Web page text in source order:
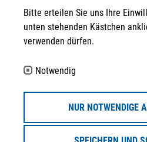
+49 361 30 258 - 130
+49 361 30 258 - 139
Folgen Sie uns auf ...
Bitte erteilen Sie uns Ihre
unten stehenden Kästchen
verwenden dürfen.
Notwendig
NUR NOTWENDIGE